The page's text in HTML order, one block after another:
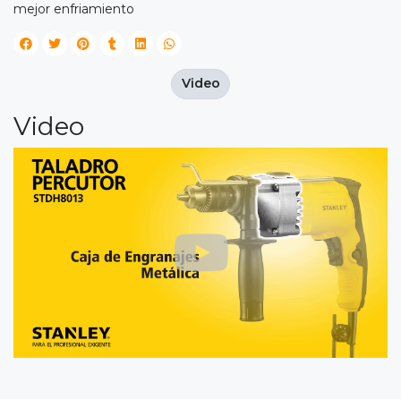
mejor enfriamiento
Video
Video